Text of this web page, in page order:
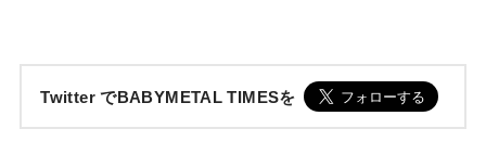
Twitter でBABYMETAL TIMESを